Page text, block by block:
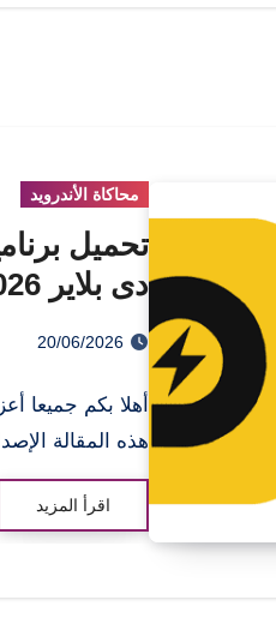
محاكاة الأندرويد
دى بلاير 2026
20/06/2026
هذه المقالة
اقرأ المزيد